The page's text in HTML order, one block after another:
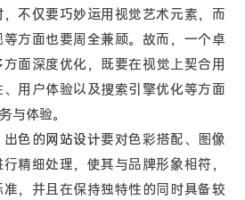
不仅要巧妙运用视觉艺术元素，而
方面也要周全兼顾。故而，一个卓
方面深度优化，既要在视觉上契合用
用户体验以及搜索引擎优化等方面
与体验。
出色的网站设计要对色彩搭配、图像
精细处理，使其与品牌形象相符，
，并且在保持独特性的同时具备较